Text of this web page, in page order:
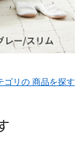
ゴリの 商品を探す